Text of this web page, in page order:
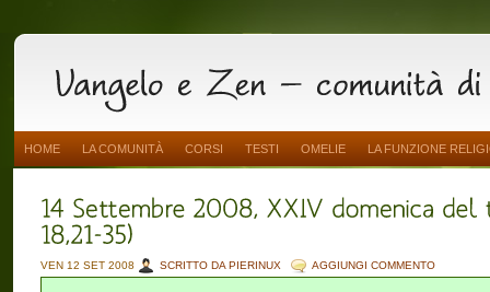
HOME LA COMUNITÀ CORSI TESTI OMELIE LA FUNZIONE
VEN 12 SET 2008 SCRITTO DA PIERINUX AGGIUNGI COMMENTO